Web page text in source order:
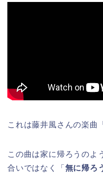
これは藤井風さんの楽曲「
この曲は家に帰ろうのよ
合いではなく「 無に帰ろ